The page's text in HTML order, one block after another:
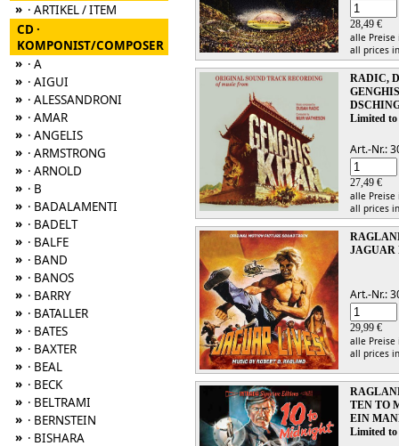
» · ARTIKEL / ITEM
CD ·
KOMPONIST/COMPOSER
» · A
» · AIGUI
» · ALESSANDRONI
» · AMAR
» · ANGELIS
» · ARMSTRONG
» · ARNOLD
» · B
» · BADALAMENTI
» · BADELT
» · BALFE
» · BAND
» · BANOS
» · BARRY
» · BATALLER
» · BATES
» · BAXTER
» · BEAL
» · BECK
» · BELTRAMI
» · BERNSTEIN
» · BISHARA
28,49 €
alle
all prices
RADIC,
Limited to
Art.-Nr.:
27,49 €
alle
all prices
JAGUAR
Art.-Nr.:
29,99 €
alle
all prices
TEN TO
EIN
Limited to